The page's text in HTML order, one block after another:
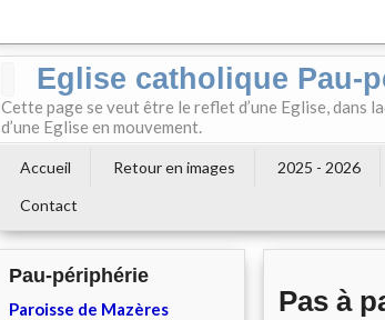
Eglise catholique Pau-
Cette page se veut être le reflet d’une Eglise, dans
d’une Eglise en mouvement.
Accueil Retour en images 2025 - 2026
Contact
Pau-périphérie
Paroisse de Mazères
Pas à